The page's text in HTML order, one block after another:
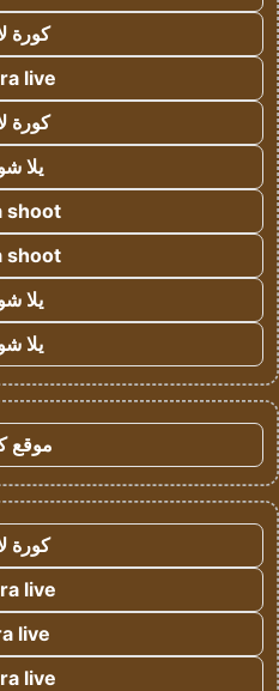
كورة
live
كورة
يلا
shoot
shoot
يلا
يلا
موقع
كورة
live
live
live